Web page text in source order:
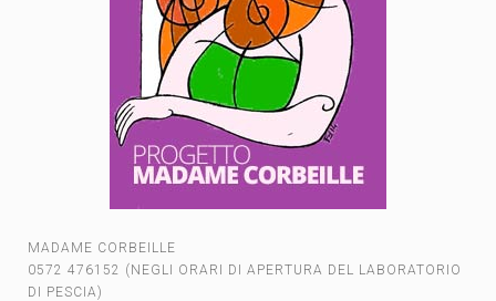
MADAME CORBEILLE
0572 476152 (NEGLI ORARI DI APERTURA DEL LABORATORIO
DI PESCIA)